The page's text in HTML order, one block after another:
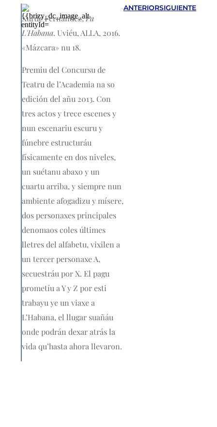
Xurde Fernández,Pa
L'Habana. Uviéu, ALLA, 2016.
«Mázcara» nu 18.
Premiu del Concursu de
Teatru de l’Academia na so
edición del añu 2013. Con
tres actos y trece escenes y
nun escenariu escuru y
fúnebre estructuráu
físicamente en dos niveles,
un suétanu abaxo y un
cuartu arriba, y siempre nun
ambiente afogadizu y mísere,
dos personaxes principales
denomaos coles últimes
lletres del alfabetu, vixilen a
un tercer personaxe A,
secuestráu por X. El pagu
prometíu a Y y Z por esti
trabayu ye un viaxe a
L’Habana, el llugar suañáu
onde podrán dexar atrás la
vida qu’hasta ahora llevaron.
ANTERIORSIGUIENTE